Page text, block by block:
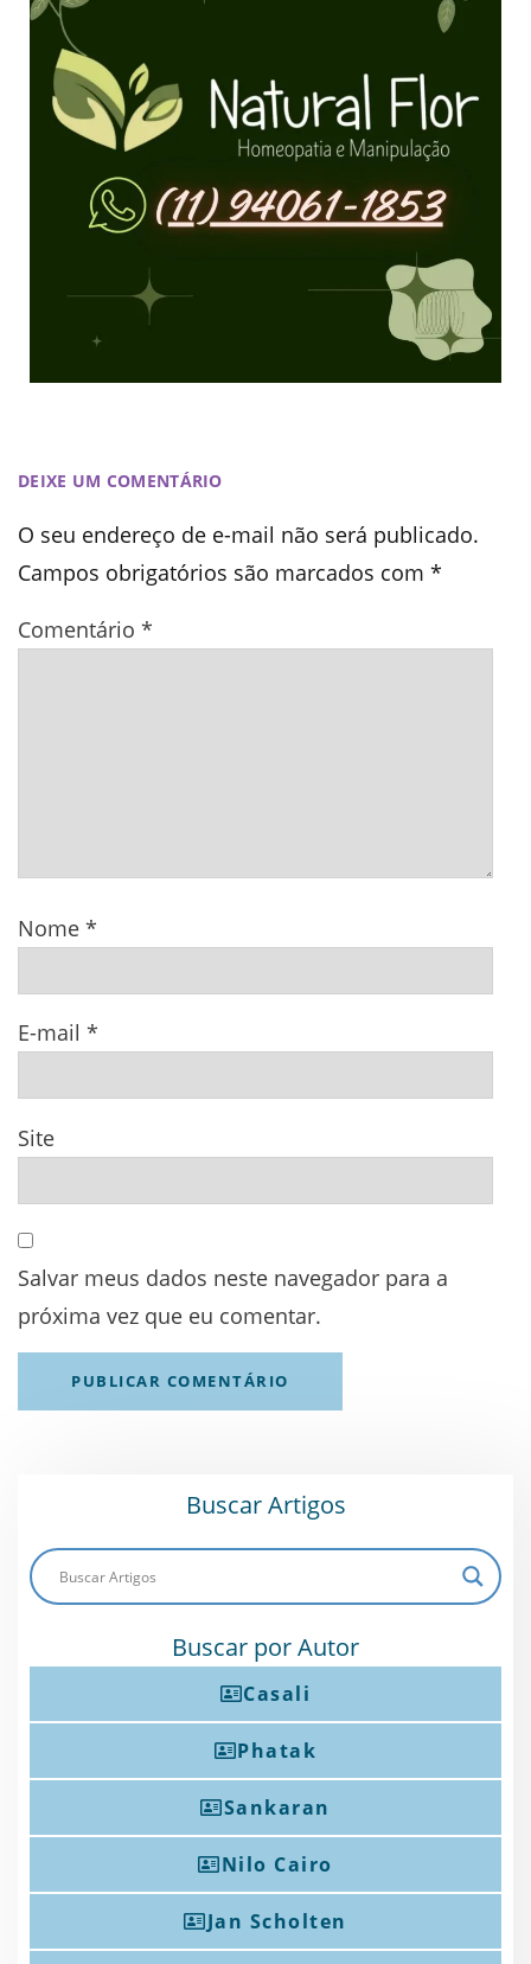
DEIXE UM COMENTÁRIO
O seu endereço de e-mail não será publicado.
Campos obrigatórios são marcados com *
Comentário *
Nome *
E-mail *
Site
Salvar meus dados neste navegador para a
próxima vez que eu comentar.
Buscar Artigos
Buscar por Autor
Casali
Phatak
Sankaran
Nilo Cairo
Jan Scholten